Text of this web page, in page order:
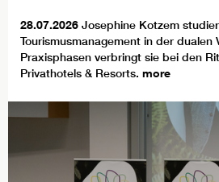
28.07.2026 Josephine Kotzem
Tourismusmanagement in der dualen
Praxisphasen verbringt sie bei den
Privathotels & Resorts. more